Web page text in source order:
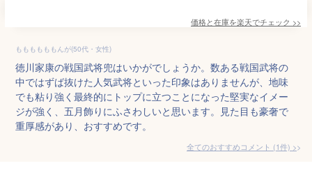
価格と在庫を楽天でチェック >>
ももももももんが(50代・女性)
徳川家康の戦国武将兜はいかがでしょうか。数ある戦国武将の
中ではずば抜けた人気武将といった印象はありませんが、地味
でも粘り強く最終的にトップに立つことになった堅実なイメー
ジが強く、五月飾りにふさわしいと思います。見た目も豪奢で
重厚感があり、おすすめです。
全てのおすすめコメント (1件) >